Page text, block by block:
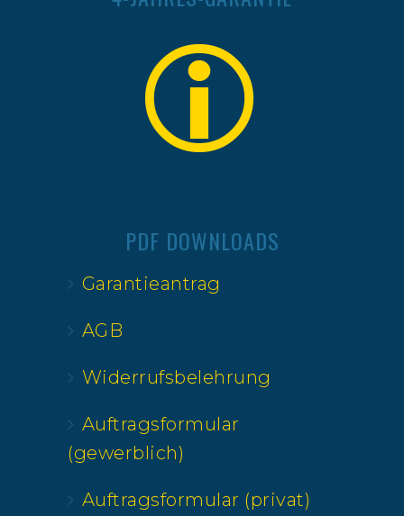
PDF DOWNLOADS
Garantieantrag
AGB
Widerrufsbelehrung
Auftragsformular
(gewerblich)
Auftragsformular (privat)